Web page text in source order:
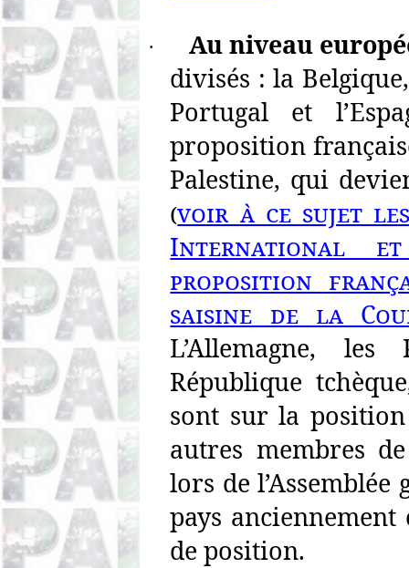
·
Au niveau
divisés : la
Portugal et
proposition
Palestine, qui
(voir à ce sujet les
International
proposition
saisine de la
L’Allemagne, les
République
sont sur la
autres membres
lors de
pays anciennement
de position.